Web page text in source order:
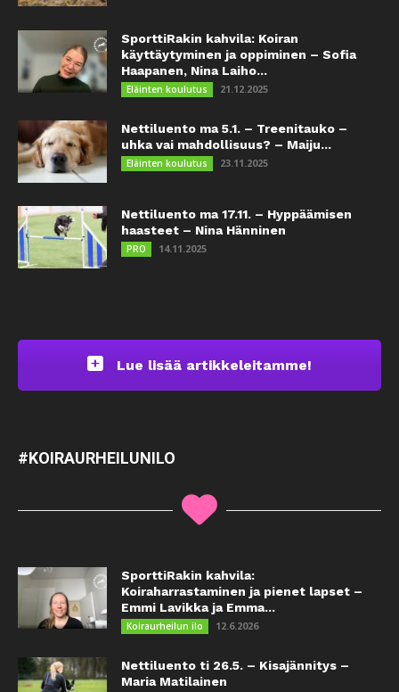
SporttiRakin kahvila: Koiran
käyttäytyminen ja oppiminen – Sofia
Haapanen, Nina Laiho...
Eläinten koulutus 21.12.2025
Nettiluento ma 5.1. – Treenitauko –
uhka vai mahdollisuus? – Maiju...
Eläinten koulutus 23.11.2025
Nettiluento ma 17.11. – Hyppäämisen
haasteet – Nina Hänninen
PRO 14.11.2025
Lue lisää artikkeleitamme!
#KOIRAURHEILUNILO
SporttiRakin kahvila:
Koiraharrastaminen ja pienet lapset –
Emmi Lavikka ja Emma...
Koiraurheilun ilo 12.6.2026
Nettiluento ti 26.5. – Kisajännitys –
Maria Matilainen